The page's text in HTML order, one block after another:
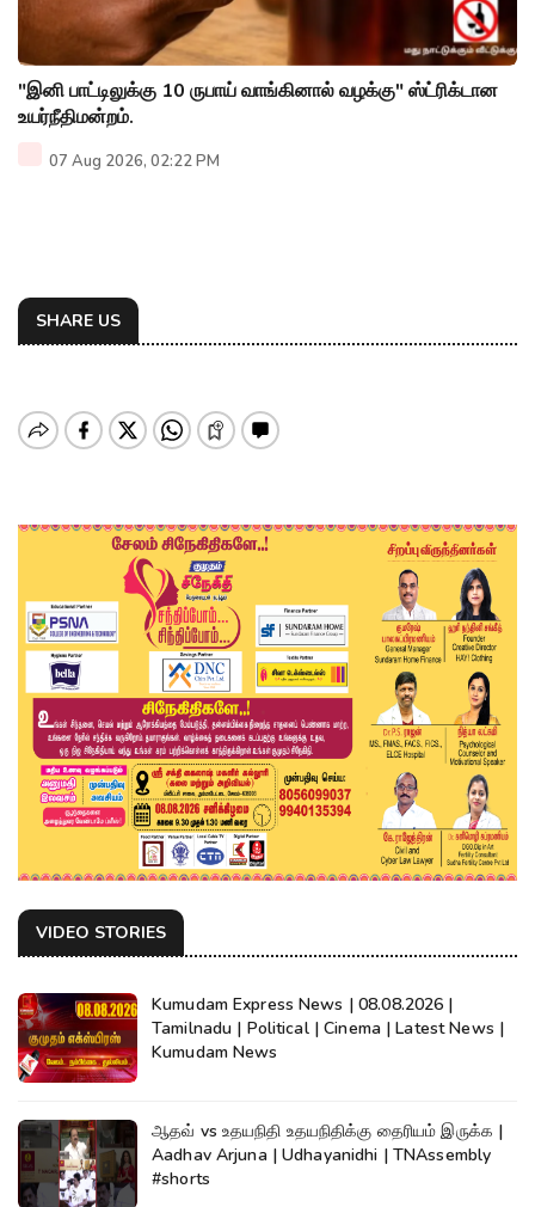
"இனி பாட்டிலுக்கு 10 ருபாய் வாங்கினால் வழக்கு" ஸ்ட்ரிக்டான
உயர்நீதிமன்றம்.
07 Aug 2026, 02:22 PM
SHARE US
VIDEO STORIES
Kumudam Express News | 08.08.2026 |
Tamilnadu | Political | Cinema | Latest News |
Kumudam News
ஆதவ் vs உதயநிதி உதயநிதிக்கு தைரியம் இருக்க |
Aadhav Arjuna | Udhayanidhi | TNAssembly
#shorts